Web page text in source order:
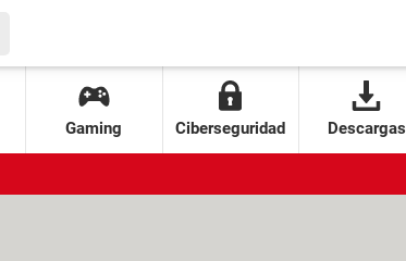
Gaming Ciberseguridad Descargas